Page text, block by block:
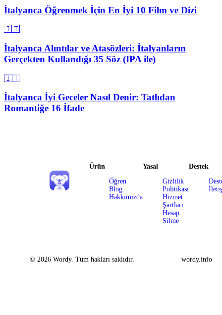
İtalyanca Öğrenmek İçin En İyi 10 Film ve Dizi
🇮🇹
İtalyanca Alıntılar ve Atasözleri: İtalyanların
Gerçekten Kullandığı 35 Söz (IPA ile)
🇮🇹
İtalyanca İyi Geceler Nasıl Denir: Tatlıdan
Romantiğe 16 İfade
Ürün
Öğren
Blog
Hakkımızda
Yasal
Gizlilik
Politikası
Hizmet
Şartları
Hesap
Silme
Destek
© 2026 Wordy. Tüm hakları saklıdır. wordy.info